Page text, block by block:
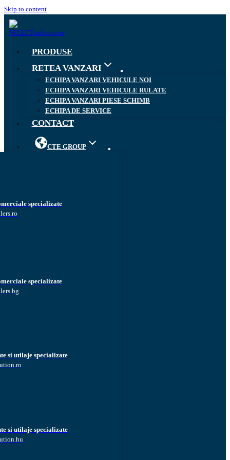
Skip to content
PRODUSE
RETEA VANZARI
ECHIPA VANZARI VEHICULE NOI
ECHIPA VANZARI VEHICULE RULATE
ECHIPA VANZARI PIESE SCHIMB
ECHIPA DE SERVICE
CONTACT
CTE GROUP
specializate
specializate
si utilaje specializate
si utilaje specializate